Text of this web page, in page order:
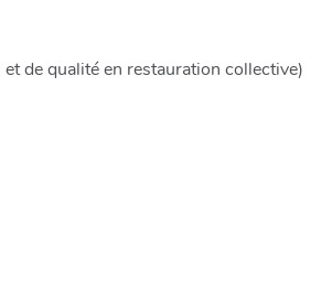
de qualité en restauration collective)